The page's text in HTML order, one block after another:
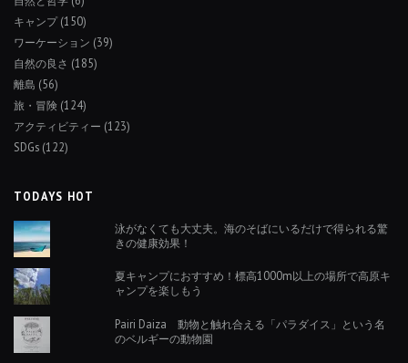
キャンプ(150)
ワーケーション (39)
自然の良さ (185)
離島 (56)
旅・冒険 (124)
アクティビティー (123)
SDGs (122)
TODAYS HOT
泳がなくても大丈夫。海のそばにいるだけで得られる驚
きの健康効果！
夏キャンプにおすすめ！標高1000m以上の場所で高原キ
ャンプを楽しもう
Pairi Daiza 動物と触れ合える「パラダイス」という名
のベルギーの動物園